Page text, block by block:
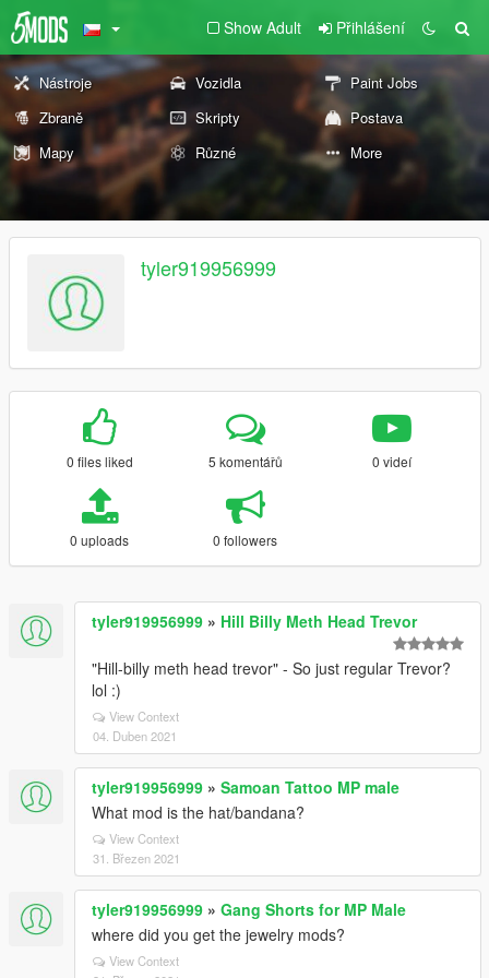
Show Adult Přihlášení
Nástroje Vozidla
Paint Jobs
Zbraně
Skripty
Postava
Mapy
Různé More
tyler919956999
0 files liked 5 komentářů 0 videí
0 uploads 0 followers
tyler919956999 » Hill Billy Meth Head Trevor
"Hill-billy meth head trevor" - So just regular Trevor?
lol :)
View Context
04. Duben 2021
tyler919956999 » Samoan Tattoo MP male
What mod is the hat/bandana?
View Context
31. Březen 2021
tyler919956999 » Gang Shorts for MP Male
where did you get the jewelry mods?
View Context